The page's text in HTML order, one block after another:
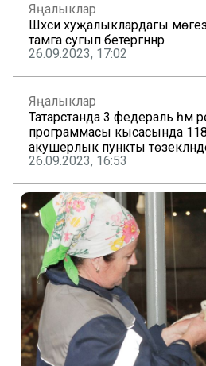
Яңалыклар
Шәхси хуҗалыклардагы
тамга сугып бетергәннәр
26.09.2023, 17:02
Яңалыклар
Татарстанда 3 федераль һәм
программасы кысасында
акушерлык пункты
26.09.2023, 16:53